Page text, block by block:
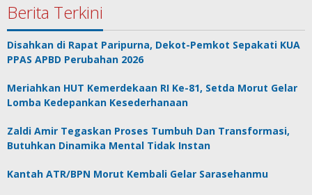
Berita Terkini
Disahkan di Rapat Paripurna, Dekot-Pemkot Sepakati KUA
PPAS APBD Perubahan 2026
Meriahkan HUT Kemerdekaan RI Ke-81, Setda Morut Gelar
Lomba Kedepankan Kesederhanaan
Zaldi Amir Tegaskan Proses Tumbuh Dan Transformasi,
Butuhkan Dinamika Mental Tidak Instan
Kantah ATR/BPN Morut Kembali Gelar Sarasehanmu